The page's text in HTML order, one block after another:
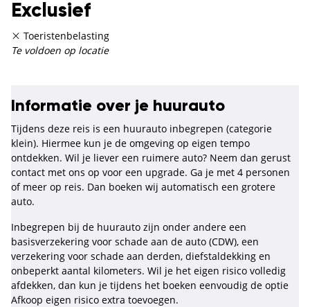
Exclusief
Toeristenbelasting
Te voldoen op locatie
Informatie over je huurauto
Tijdens deze reis is een huurauto inbegrepen (categorie
klein). Hiermee kun je de omgeving op eigen tempo
ontdekken. Wil je liever een ruimere auto? Neem dan gerust
contact met ons op voor een upgrade. Ga je met 4 personen
of meer op reis. Dan boeken wij automatisch een grotere
auto.
Inbegrepen bij de huurauto zijn onder andere een
basisverzekering voor schade aan de auto (CDW), een
verzekering voor schade aan derden, diefstaldekking en
onbeperkt aantal kilometers. Wil je het eigen risico volledig
afdekken, dan kun je tijdens het boeken eenvoudig de optie
Afkoop eigen risico extra toevoegen.